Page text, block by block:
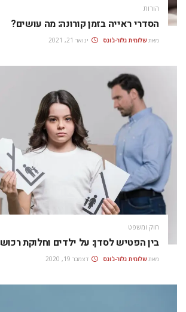
הורות
הסדרי ראייה בזמן קורונה: מה עושים?
מאת שלומית גלזר-ג'ונס ינואר 21, 2021
חוק ומשפט
בין הפטיש לסדן: על ילדים וחלוקת רכוש
מאת שלומית גלזר-ג'ונס דצמבר 19, 2020